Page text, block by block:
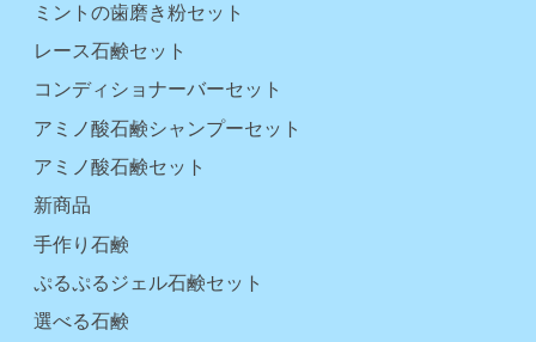
ミントの歯磨き粉セット
レース石鹸セット
コンディショナーバーセット
アミノ酸石鹸シャンプーセット
アミノ酸石鹸セット
新商品
手作り石鹸
ぷるぷるジェル石鹸セット
選べる石鹸